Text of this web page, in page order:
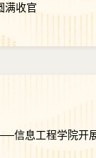
程学院2025年新生拔河比赛 圆满收官